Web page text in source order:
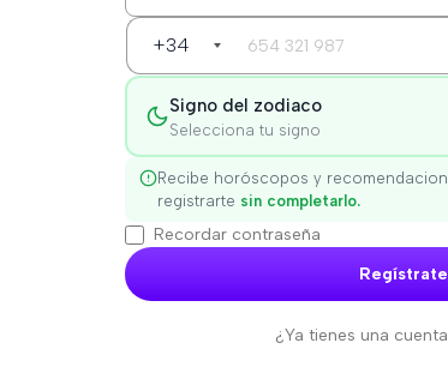
+34
Signo del zodiaco
Selecciona tu signo
Recibe horóscopos y
registrarte sin completarlo.
Recordar contraseña
Regístrate
¿Ya tienes una